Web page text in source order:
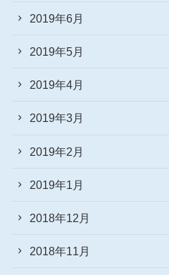
2019年6月
2019年5月
2019年4月
2019年3月
2019年2月
2019年1月
2018年12月
2018年11月